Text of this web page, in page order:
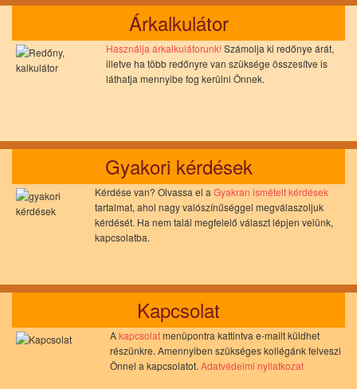
Árkalkulátor
Használja árkalkulátorunk! Számolja ki redőnye árát,
illetve ha több redőnyre van szüksége összesítve is
láthatja mennyibe fog kerülni Önnek.
Gyakori kérdések
Kérdése van? Olvassa el aGyakran ismételt kérdések
tartalmat, ahol nagy valószínűséggel megválaszoljuk
kérdését. Ha nem talál megfelelő választ lépjen velünk,
kapcsolatba.
Kapcsolat
Akapcsolatmenüpontra kattintva e-mailt küldhet
részünkre. Amennyiben szükséges kollégánk felveszi
Önnel a kapcsolatot.Adatvédelmi nyilatkozat